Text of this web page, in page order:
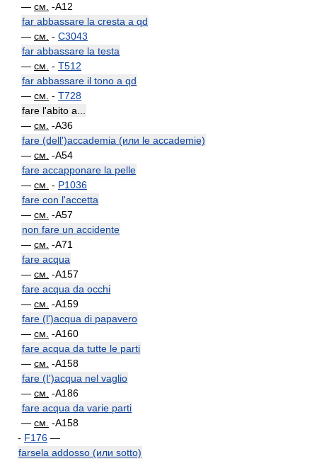
— см. -A12
far abbassare la cresta a qd
— см. - C3043
far abbassare la testa
— см. - T512
far abbassare il tono a qd
— см. - T728
fare l'abito a...
— см. -A36
fare (dell')accademia (или le accademie)
— см. -A54
fare accapponare la pelle
— см. - P1036
fare con l'accetta
— см. -A57
non fare un accidente
— см. -A71
fare acqua
— см. -A157
fare acqua da occhi
— см. -A159
fare (l')acqua di papavero
— см. -A160
fare acqua da tutte le parti
— см. -A158
fare (I')acqua nel vaglio
— см. -A186
fare acqua da varie parti
— см. -A158
- F176 —
farsela addosso (или sotto)